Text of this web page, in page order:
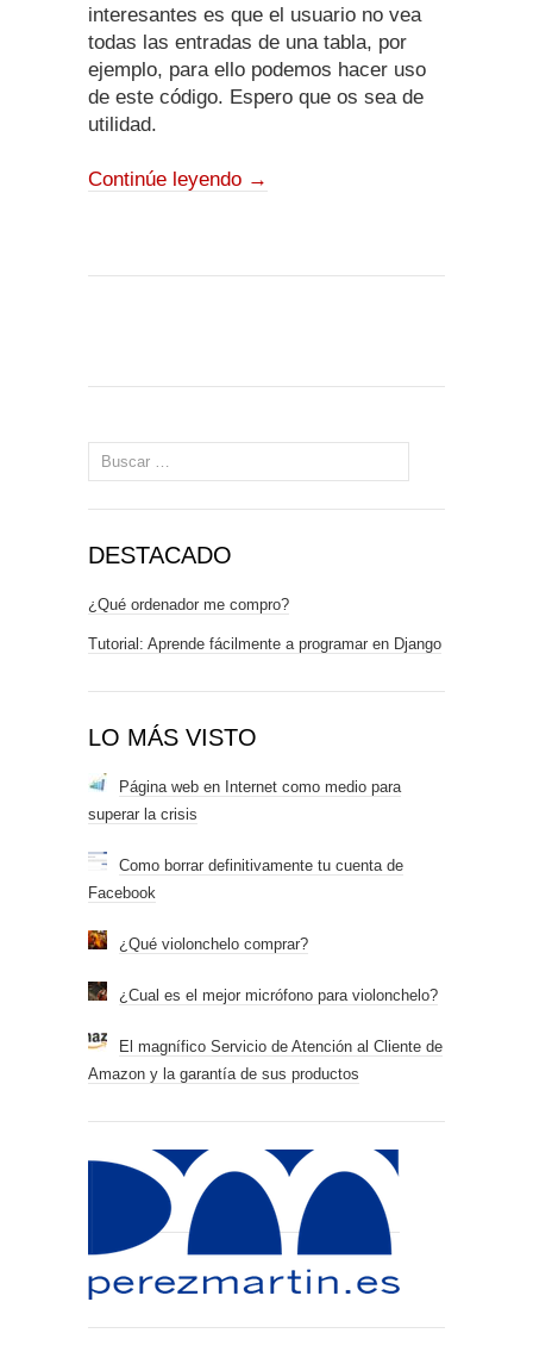
interesantes es que el usuario no vea
todas las entradas de una tabla, por
ejemplo, para ello podemos hacer uso
de este código. Espero que os sea de
utilidad.
Continúe leyendo →
Buscar:
DESTACADO
¿Qué ordenador me compro?
Tutorial: Aprende fácilmente a programar en Django
LO MÁS VISTO
Página web en Internet como medio para
superar la crisis
Como borrar definitivamente tu cuenta de
Facebook
¿Qué violonchelo comprar?
¿Cual es el mejor micrófono para violonchelo?
El magnífico Servicio de Atención al Cliente de
Amazon y la garantía de sus productos